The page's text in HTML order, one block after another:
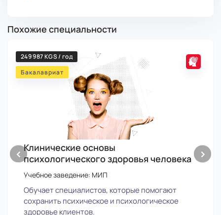
Похожие специальности
‹
249 987 KGS / год
Бакалавриат
Клинические основы
психологического здоровья человека
Учебное заведение: МИП
Обучает специалистов, которые помогают
сохранить психическое и психологическое
здоровье клиентов.
›